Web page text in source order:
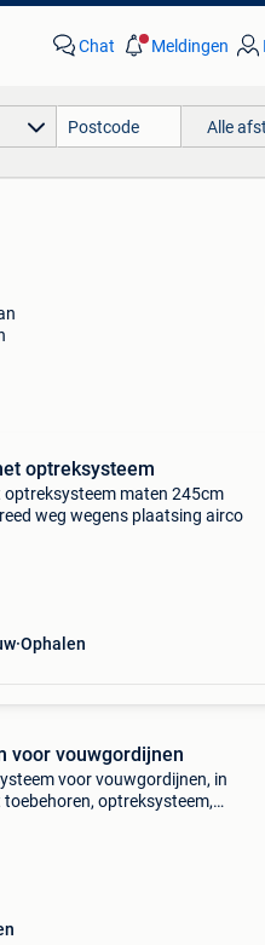
Chat Meldingen
Alle
optreksysteem
optreksysteem maten 245cm
weg wegens plaatsing airco
Ophalen
voor vouwgordijnen
voor vouwgordijnen, in
optreksysteem,